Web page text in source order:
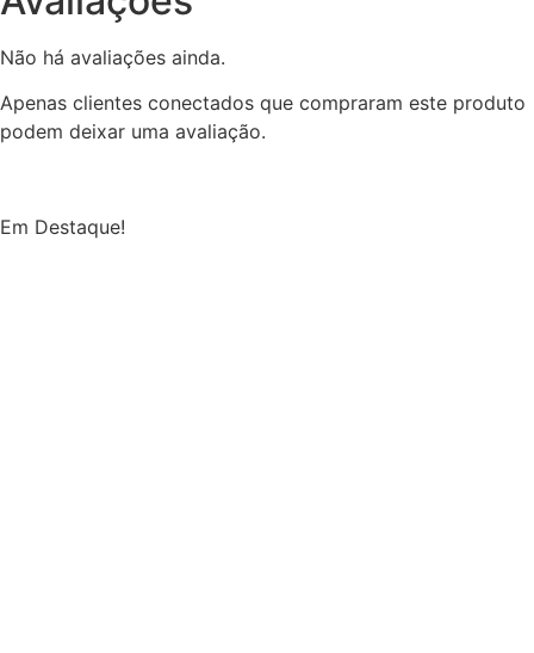
Não há avaliações ainda.
Apenas clientes conectados que compraram este produto
podem deixar uma avaliação.
Em Destaque!